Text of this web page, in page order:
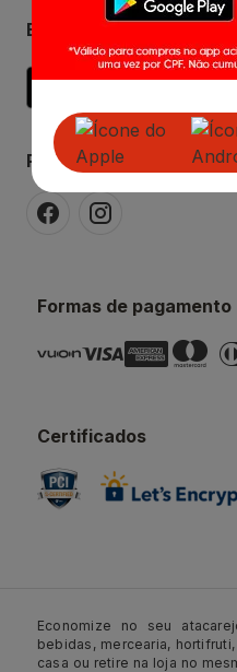
Baixe o APP Fort
Redes Sociais
Formas de pagamento
Certificados
Economize no seu
bebidas, mercearia,
casa ou retire na loja no